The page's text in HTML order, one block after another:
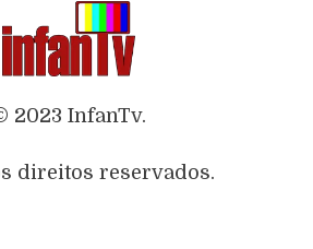
2023 InfanTv.
direitos reservados.